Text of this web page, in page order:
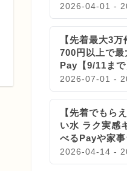
2026-04-01 -
【先着最大3
700円以上で
Pay【9/11まで
2026-07-01 -
【先着でもら
い水 ラク実感
べるPayや家
2026-04-14 -